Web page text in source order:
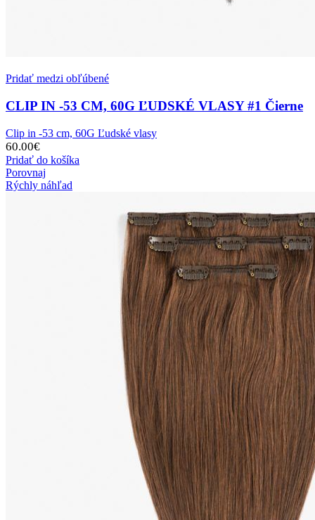
Pridať medzi obľúbené
CLIP IN -53 CM, 60G ĽUDSKÉ VLASY #1 Čierne
Clip in -53 cm, 60G Ľudské vlasy
60.00€
Pridať do košíka
Porovnaj
Rýchly náhľad